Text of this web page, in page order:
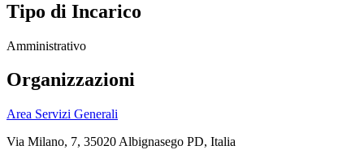
Tipo di Incarico
Amministrativo
Organizzazioni
Area Servizi Generali
Via Milano, 7, 35020 Albignasego PD, Italia